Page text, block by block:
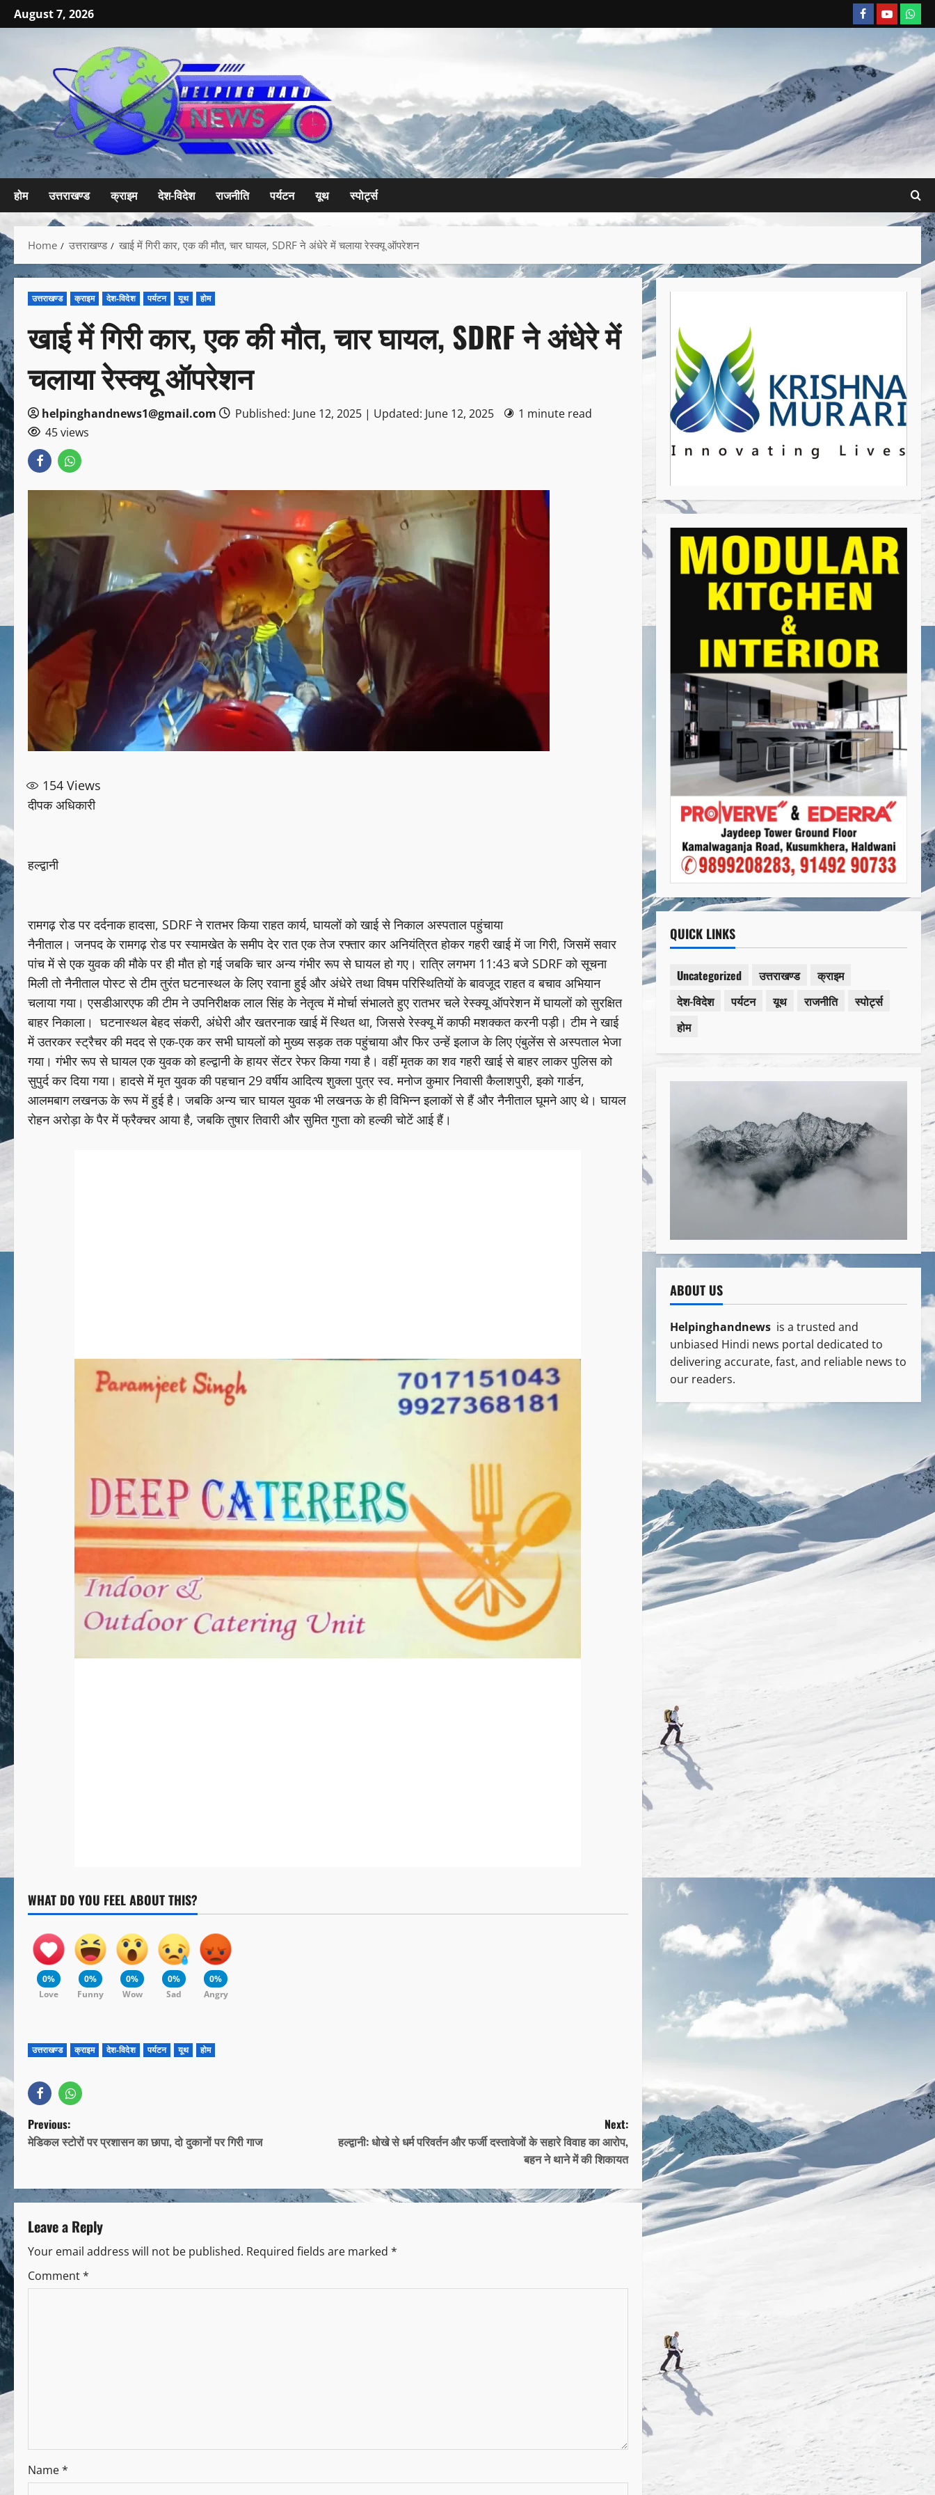
August 7, 2026
होम उत्तराखण्ड क्राइम देश-विदेश राजनीति पर्यटन यूथ स्पोर्ट्स
Home उत्तराखण्ड खाई में गिरी कार, एक की मौत, चार घायल, SDRF ने अंधेरे में चलाया रेस्क्यू ऑपरेशन
उत्तराखण्ड क्राइम देश-विदेश पर्यटन यूथ होम
खाई में गिरी कार, एक की मौत, चार घायल, SDRF ने अंधेरे में
चलाया रेस्क्यू ऑपरेशन
helpinghandnews1@gmail.com Published: June 12, 2025 | Updated: June 12, 2025
1 minute read
45 views
154 Views
दीपक अधिकारी
हल्द्वानी
रामगढ़ रोड पर दर्दनाक हादसा, SDRF ने रातभर किया राहत कार्य, घायलों को खाई से निकाल अस्पताल पहुंचाया
नैनीताल। जनपद के रामगढ़ रोड पर स्यामखेत के समीप देर रात एक तेज रफ्तार कार अनियंत्रित होकर गहरी खाई में जा गिरी, जिसमें सवार
पांच में से एक युवक की मौके पर ही मौत हो गई जबकि चार अन्य गंभीर रूप से घायल हो गए। रात्रि लगभग 11:43 बजे SDRF को सूचना
मिली तो नैनीताल पोस्ट से टीम तुरंत घटनास्थल के लिए रवाना हुई और अंधेरे तथा विषम परिस्थितियों के बावजूद राहत व बचाव अभियान
चलाया गया। एसडीआरएफ की टीम ने उपनिरीक्षक लाल सिंह के नेतृत्व में मोर्चा संभालते हुए रातभर चले रेस्क्यू ऑपरेशन में घायलों को सुरक्षित
बाहर निकाला। घटनास्थल बेहद संकरी, अंधेरी और खतरनाक खाई में स्थित था, जिससे रेस्क्यू में काफी मशक्कत करनी पड़ी। टीम ने खाई
में उतरकर स्ट्रैचर की मदद से एक-एक कर सभी घायलों को मुख्य सड़क तक पहुंचाया और फिर उन्हें इलाज के लिए एंबुलेंस से अस्पताल भेजा
गया। गंभीर रूप से घायल एक युवक को हल्द्वानी के हायर सेंटर रेफर किया गया है। वहीं मृतक का शव गहरी खाई से बाहर लाकर पुलिस को
सुपुर्द कर दिया गया। हादसे में मृत युवक की पहचान 29 वर्षीय आदित्य शुक्ला पुत्र स्व. मनोज कुमार निवासी कैलाशपुरी, इको गार्डन,
आलमबाग लखनऊ के रूप में हुई है। जबकि अन्य चार घायल युवक भी लखनऊ के ही विभिन्न इलाकों से हैं और नैनीताल घूमने आए थे। घायल
रोहन अरोड़ा के पैर में फ्रैक्चर आया है, जबकि तुषार तिवारी और सुमित गुप्ता को हल्की चोटें आई हैं।
WHAT DO YOU FEEL ABOUT THIS?
0%
Love
0%
Funny
0%
Wow
0%
Sad
0%
Angry
उत्तराखण्ड क्राइम देश-विदेश पर्यटन यूथ होम
Previous:
मेडिकल स्टोरों पर प्रशासन का छापा, दो दुकानों पर गिरी गाज
Next:
हल्द्वानी: धोखे से धर्म परिवर्तन और फर्जी दस्तावेजों के सहारे विवाह का आरोप,
बहन ने थाने में की शिकायत
Leave a Reply
Your email address will not be published. Required fields are marked *
Comment*
Name*
QUICK LINKS
Uncategorized उत्तराखण्ड
क्राइम
देश-विदेश
पर्यटन यूथ राजनीति
स्पोर्ट्स
होम
ABOUT US
Helpinghandnews is a trusted and
unbiased Hindi news portal dedicated to
delivering accurate, fast, and reliable news to
our readers.